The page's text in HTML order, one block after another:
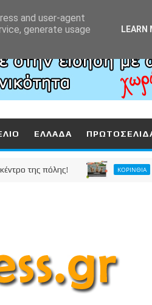
ΕΛΛΑΔΑ
πόλης! ΚΟΡΙΝΘΙΑ Η
and user-agent
generate usage
LEARN